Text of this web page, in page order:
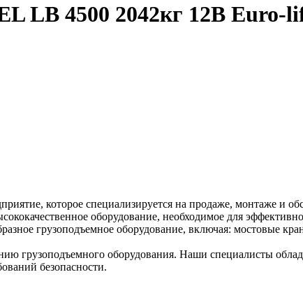
LB 4500 2042кг 12В Euro-
которое специализируется на продаже, монтаже и
оборудование, необходимое для
грузоподъемное оборудование, включая: мостовые
грузоподъемного оборудования. Наши специалисты
безопасности.